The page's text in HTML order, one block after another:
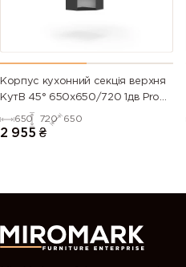
Корпус кухонний секцiя верхня
КутВ 45° 650х650/720 1дв Pro
650 720 650
2 955 ₴